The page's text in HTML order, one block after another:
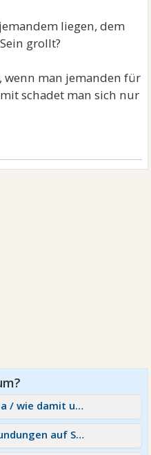
liegen, dem
grollt?
wenn man jemanden für
schadet man sich nur
Ex-Partner und Social-Media / wie damit umgehen?
Getrennt - aber Liebesbekundungen auf Social media